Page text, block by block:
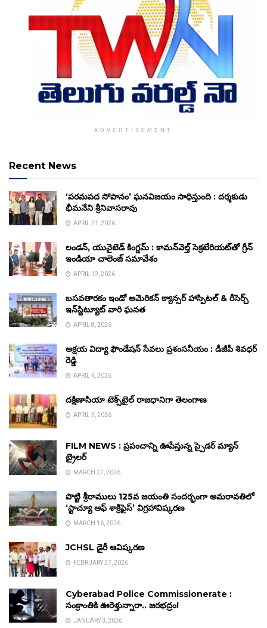
ADVERTISEMENT
Recent News
‘పరమపద సోపానం’ ఘనవిజయం సాధిస్తుంది : దర్శకుడు
భీమనేని శ్రీనివాసరావు
APRIL 21, 2026
లండన్, యునైటెడ్ కింగ్డమ్ : కామన్‌వెల్త్ సెక్రటేరియట్‌తో గ్రీన్
ఇండియా చాలెంజ్ సమావేశం
APRIL 19, 2026
బసవతారకం ఇండో అమెరికన్ క్యాన్సర్ హాస్పిటల్ & రీసెర్చ్
ఇన్‌స్టిట్యూట్ వారి ఘనత
APRIL 8, 2026
అక్షయ విద్యా ఫౌండేషన్ సేవలు ప్రశంసనీయం : డీజీపీ శివధర్
రెడ్డి
APRIL 4, 2026
దక్షిణాసియా టెక్స్‌టైల్ రాజధానిగా తెలంగాణ
APRIL 3, 2026
FILM NEWS : ప్రపంచాన్ని ఊపేస్తున్న స్పైడర్ మ్యాన్
ట్రైలర్
MARCH 27, 2026
పొట్టి శ్రీరాములు 125వ జయంతి సందర్భంగా అమరావతిలో
‘స్టాచ్యూ ఆఫ్ శాక్రిఫైస్’ విగ్రహావిష్కరణ
MARCH 16, 2026
JCHSL డైరీ ఆవిష్కరణ
FEBRUARY 27, 2026
Cyberabad Police Commissionerate :
సంక్రాంతికి ఊరెళ్తున్నారా.. జరభద్రం!
JANUARY 3, 2026